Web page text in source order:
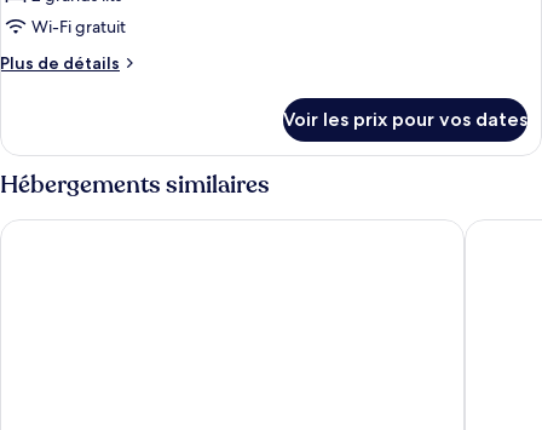
Shower)
(Roll-
Shower)
type
de
Standard,
grands
lits,
Wi-Fi gratuit
Plus de détails
Plus
le
type
de
chambre
Chambre
Voir les prix pour vos dates
Hébergements similaires
Country Inn & Suites by Radisson, Sioux Falls Holiday